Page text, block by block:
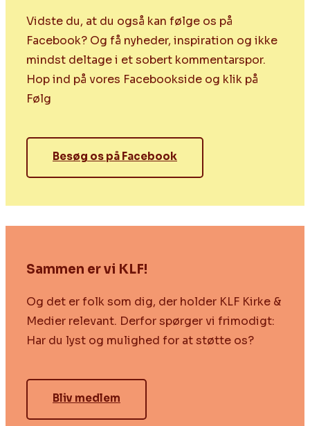
Vidste du, at du også kan følge os på
Facebook? Og få nyheder, inspiration og ikke
mindst deltage i et sobert kommentarspor.
Hop ind på vores Facebookside og klik på
Følg
Besøg os på Facebook
Sammen er vi KLF!
Og det er folk som dig, der holder KLF Kirke &
Medier relevant. Derfor spørger vi frimodigt:
Har du lyst og mulighed for at støtte os?
Bliv medlem